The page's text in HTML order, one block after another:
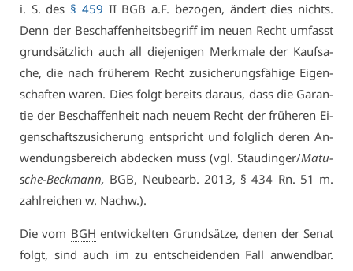
i. S. des § 459 II BGB a.F. be­zo­gen, än­dert dies nichts.
Denn der Be­schaf­fen­heits­be­griff im neu­en Recht um­fasst
grund­sätz­lich auch all die­je­ni­gen Merk­ma­le der Kauf­sa­
che, die nach frü­he­rem Recht zu­si­che­rungs­fä­hi­ge Ei­gen­
schaf­ten wa­ren. Dies folgt be­reits dar­aus, dass die Ga­ran­
tie der Be­schaf­fen­heit nach neu­em Recht der frü­he­ren Ei­
gen­schafts­zu­si­che­rung ent­spricht und folg­lich de­ren An­
wen­dungs­be­reich ab­de­cken muss (vgl. Stau­din­ger/Ma­tu­
sche-Beck­mann, BGB, Neu­be­arb. 2013, § 434 Rn. 51 m.
zahl­rei­chen w. Nachw.).
Die vom BGH ent­wi­ckel­ten Grund­sät­ze, de­nen der Se­nat
folgt, sind auch im zu ent­schei­den­den Fall an­wend­bar.